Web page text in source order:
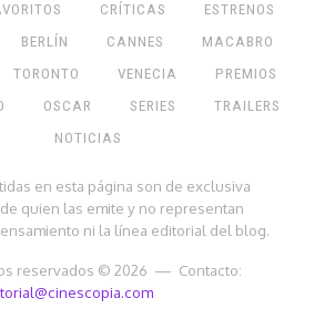
CRÍTICAS
ESTRENOS
BERLÍN CANNES
MACABRO
TORONTO VENECIA
PREMIOS
OSCAR SERIES
TRAILERS
NOTICIAS
en esta página son de exclusiva
quien las emite y no representan
ni la línea editorial del blog.
reservados © 2026 — Contacto: